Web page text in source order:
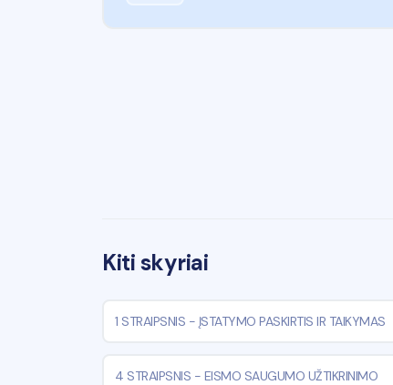
Kiti skyriai
1 STRAIPSNIS - ĮSTATYMO PASKIRTIS IR TAIKYMAS
4 STRAIPSNIS - EISMO SAUGUMO UŽTIKRINIMO